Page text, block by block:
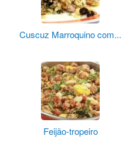
Cuscuz Marroquino com...
Feijão-tropeiro